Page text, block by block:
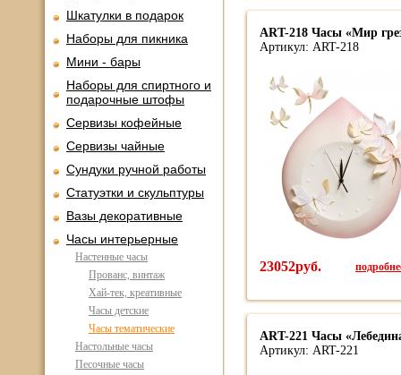
Шкатулки в подарок
Наборы для пикника
Мини - бары
Наборы для спиртного и
подарочные штофы
Сервизы кофейные
Сервизы чайные
Сундуки ручной работы
Статуэтки и скульптуры
Вазы декоративные
Часы интерьерные
Настенные часы
Прованс, винтаж
Хай-тек, креативные
Часы детские
Часы тематические
Настольные часы
Песочные часы
ART-218 Часы «Мир
Артикул: ART-218
23052руб.
ART-221 Часы
Артикул: ART-221